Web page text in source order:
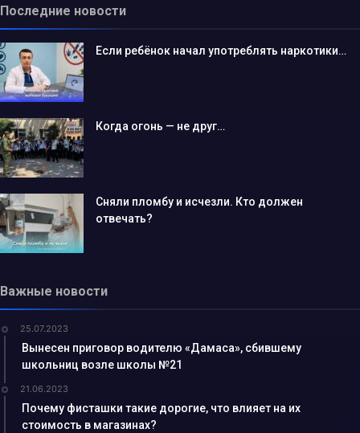
Последние новости
Если ребёнок начал употреблять наркотики…
Когда огонь — не друг…
Сняли пломбу и исчезли. Кто должен
отвечать?
Важные новости
25.07.2023
Вынесен приговор водителю «Дамаса», сбившему
школьниц возле школы №21
21.06.2023
Почему фисташки такие дорогие, что влияет на их
стоимость в магазинах?